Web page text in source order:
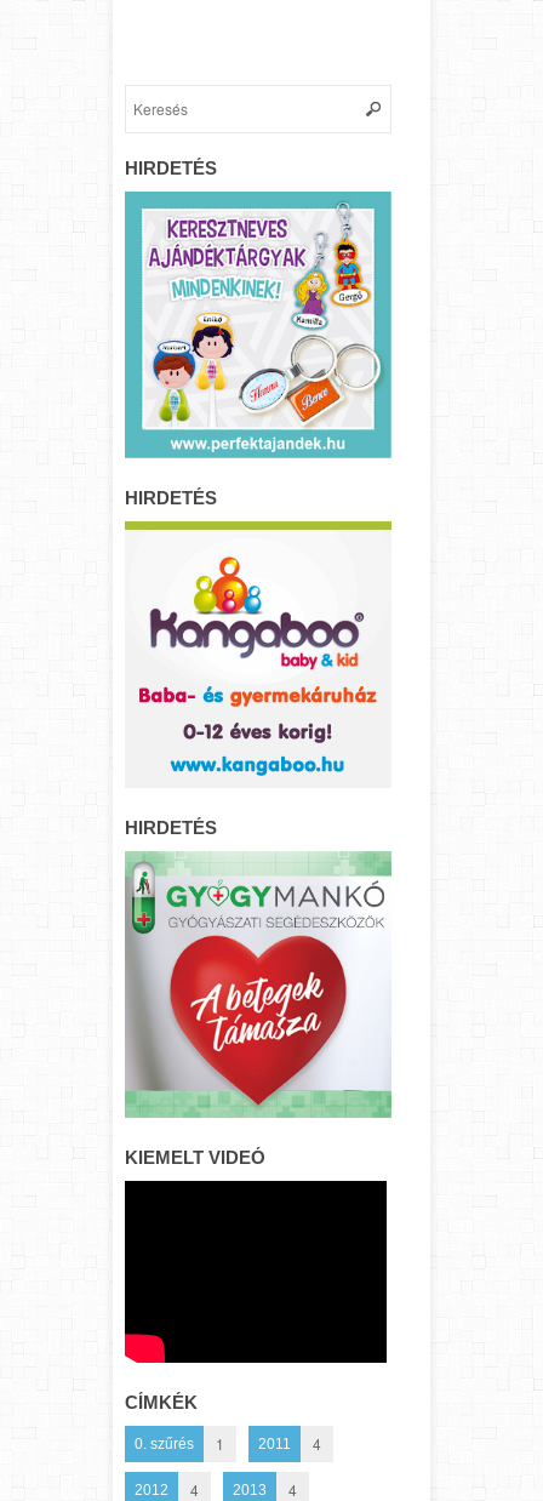
HIRDETÉS
HIRDETÉS
HIRDETÉS
KIEMELT VIDEÓ
CÍMKÉK
0. szűrés 1 2011 4
2012 4 2013 4